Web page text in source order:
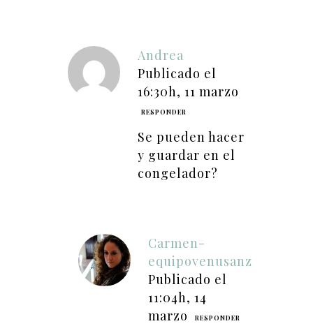
Andrea
Publicado el
16:30h, 11 marzo
RESPONDER
Se pueden hacer
y guardar en el
congelador?
Carmen-
equipovenusanz
Publicado el
11:04h, 14
marzo
RESPONDER